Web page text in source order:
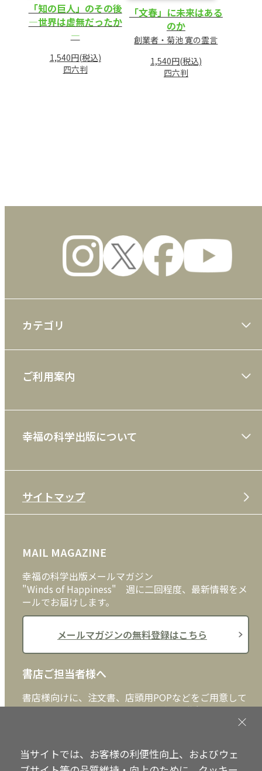
「知の巨人」のその後
―世界は虚無だったか
―
1,540円(税込)
四六判
「文春」に未来はある
のか
創業者・菊池 寛の霊言
1,540円(税込)
四六判
カテゴリ
雑誌
CD
DVD・ブルーレイ
外国語
ご利用案内
利用規約
特定商取引法
プライバシーポリシー
クッキーポリシー
幸福の科学出版について
メディア・ライブラリー
サイトマップ
MAIL MAGAZINE
幸福の科学出版メールマガジン
"Winds of Happiness" 週に二回程度、最新情報をメ
ールでお届けします。
メールマガジンの無料登録はこちら
書店ご担当者様へ
書店様向けに、注文書、店頭用POPなどをご用意して
おります。ぜひ、ダウンロードの上、ご活用くださ
書店ご担当者様へ
当サイトでは、お客様の利便性向上、およびウェ